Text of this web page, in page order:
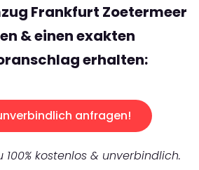
Frankfurt Zoetermeer
& einen exakten
erhalten:
anfragen!
kostenlos & unverbindlich.